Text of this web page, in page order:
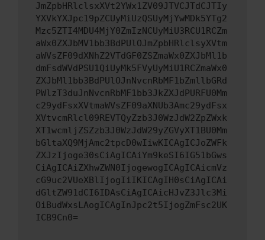
JmZpbHRlclsxXVt2YWx1ZV09JTVCJTdCJTIy
YXVkYXJpc19pZCUyMiUzQSUyMjYwMDk5YTg2
Mzc5ZTI4MDU4MjY0ZmIzNCUyMiU3RCU1RCZm
aWx0ZXJbMV1bb3BdPUlOJmZpbHRlclsyXVtm
aWVsZF09dXNhZ2VTdGF0ZSZmaWx0ZXJbMl1b
dmFsdWVdPSU1QiUyMk5FVyUyMiU1RCZmaWx0
ZXJbMl1bb3BdPUlOJnNvcnRbMF1bZmllbGRd
PWlzT3duJnNvcnRbMF1bb3JkZXJdPURFU0Mm
c29ydFsxXVtmaWVsZF09aXNUb3Amc29ydFsx
XVtvcmRlcl09REVTQyZzb3J0WzJdW2ZpZWxk
XT1wcmljZSZzb3J0WzJdW29yZGVyXT1BU0Mm
bGltaXQ9MjAmc2tpcD0wIiwKICAgICJoZWFk
ZXJzIjoge30sCiAgICAiYm9keSI6IG51bGws
CiAgICAiZXhwZWN0IjogewogICAgICAicmVz
cG9uc2VUeXBlIjogIiIKICAgIH0sCiAgICAi
dGltZW91dCI6IDAsCiAgICAicHJvZ3Jlc3Mi
OiBudWxsLAogICAgInJpc2t5IjogZmFsc2UK
ICB9Cn0=